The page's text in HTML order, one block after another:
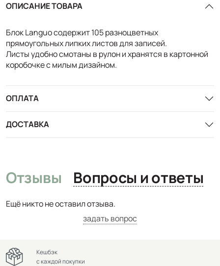
ОПИСАНИЕ ТОВАРА
Блок Languo содержит 105 разноцветных
прямоугольных липких листов для записей.
Листы удобно смотаны в рулон и хранятся в картонной
коробочке с милым дизайном.
ОПЛАТА
ДОСТАВКА
Отзывы Вопросы и ответы
Ещё никто не оставил отзыва.
задать вопрос
Кешбэк
с каждой покупки